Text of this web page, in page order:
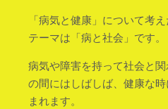
「病気と健康」について考
テーマは「病と社会」です。
病気や障害を持って社会と
の間にはしばしば、健康な
まれます。